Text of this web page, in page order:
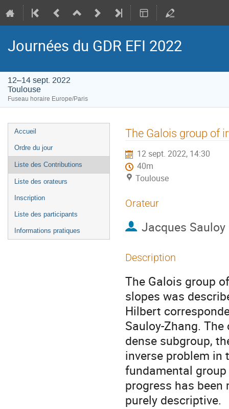
Journées du GDR EFI 2022
12–14 sept. 2022
Toulouse
Fuseau horaire Europe/Paris
Menu
de
l'événement
Accueil
Ordre du jour
Liste des Contributions
Liste des orateurs
Inscription
Liste des participants
Informations pratiques
The Galois group of
12 sept. 2022, 14:30
40m
Toulouse
Orateur
Jacques Sauloy
Description
The Galois group
slopes was
Hilbert
Sauloy-Zhang.
dense subgroup,
inverse problem in
fundamental
progress has
purely descriptive.